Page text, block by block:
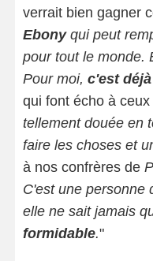
verrait bien gagner
Ebony qui peut
pour tout le monde.
Pour moi, c'est
qui font écho à
tellement douée en
faire les choses et
à nos confrères de
C'est une personne
elle ne sait jamais
formidable."